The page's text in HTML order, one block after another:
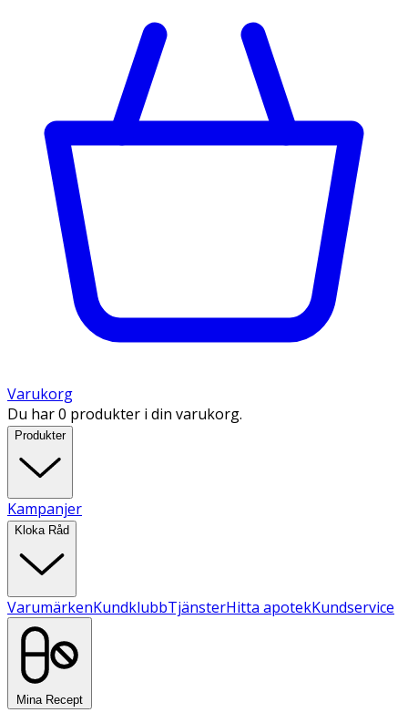
Varukorg
Du har 0 produkter i din varukorg.
Produkter
Kampanjer
Kloka Råd
VarumärkenKundklubbTjänsterHitta apotekKundservice
Mina Recept